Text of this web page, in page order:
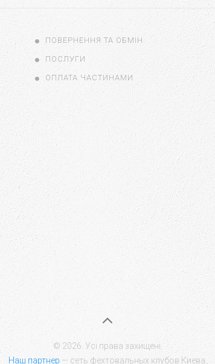
ПОВЕРНЕННЯ ТА ОБМІН
ПОСЛУГИ
ОПЛАТА ЧАСТИНАМИ
© 2026. Усі права захищені.
Наш партнер— сеть фехтовальных клубов Киева.